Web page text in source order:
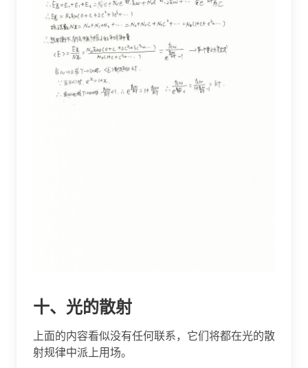
十、光的散射
上面的内容看似没有任何联系，它们将都在光的散
射规律中派上用场。